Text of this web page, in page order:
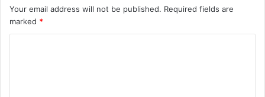
Your email address will not be published. Required fields are
marked *